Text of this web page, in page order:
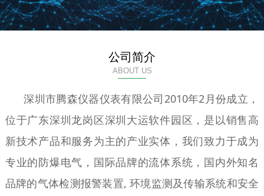
公司简介
ABOUT US
深圳市腾森仪器仪表有限公司2010年2月份成立，
位于广东深圳龙岗区深圳大运软件园区，是以销售高
新技术产品和服务为主的产业实体，我们致力于成为
专业的防爆电气，国际品牌的流体系统，国内外知名
品牌的气体检测报警装置, 环境监测及传输系统和安全